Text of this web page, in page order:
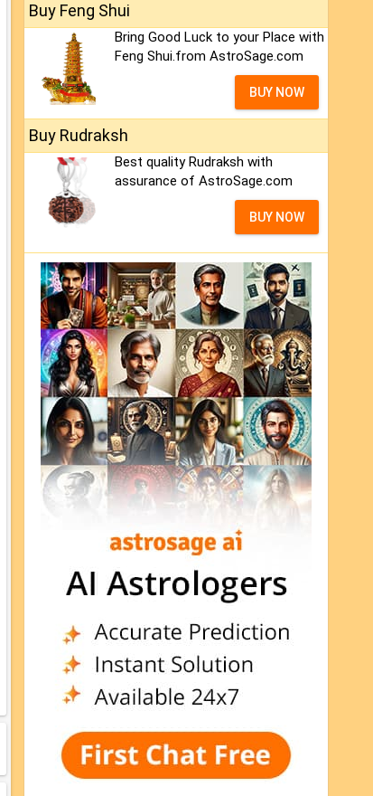
Buy Feng Shui
Bring Good Luck to your Place with
Feng Shui.from AstroSage.com
BUY NOW
Buy Rudraksh
Best quality Rudraksh with
assurance of AstroSage.com
BUY NOW